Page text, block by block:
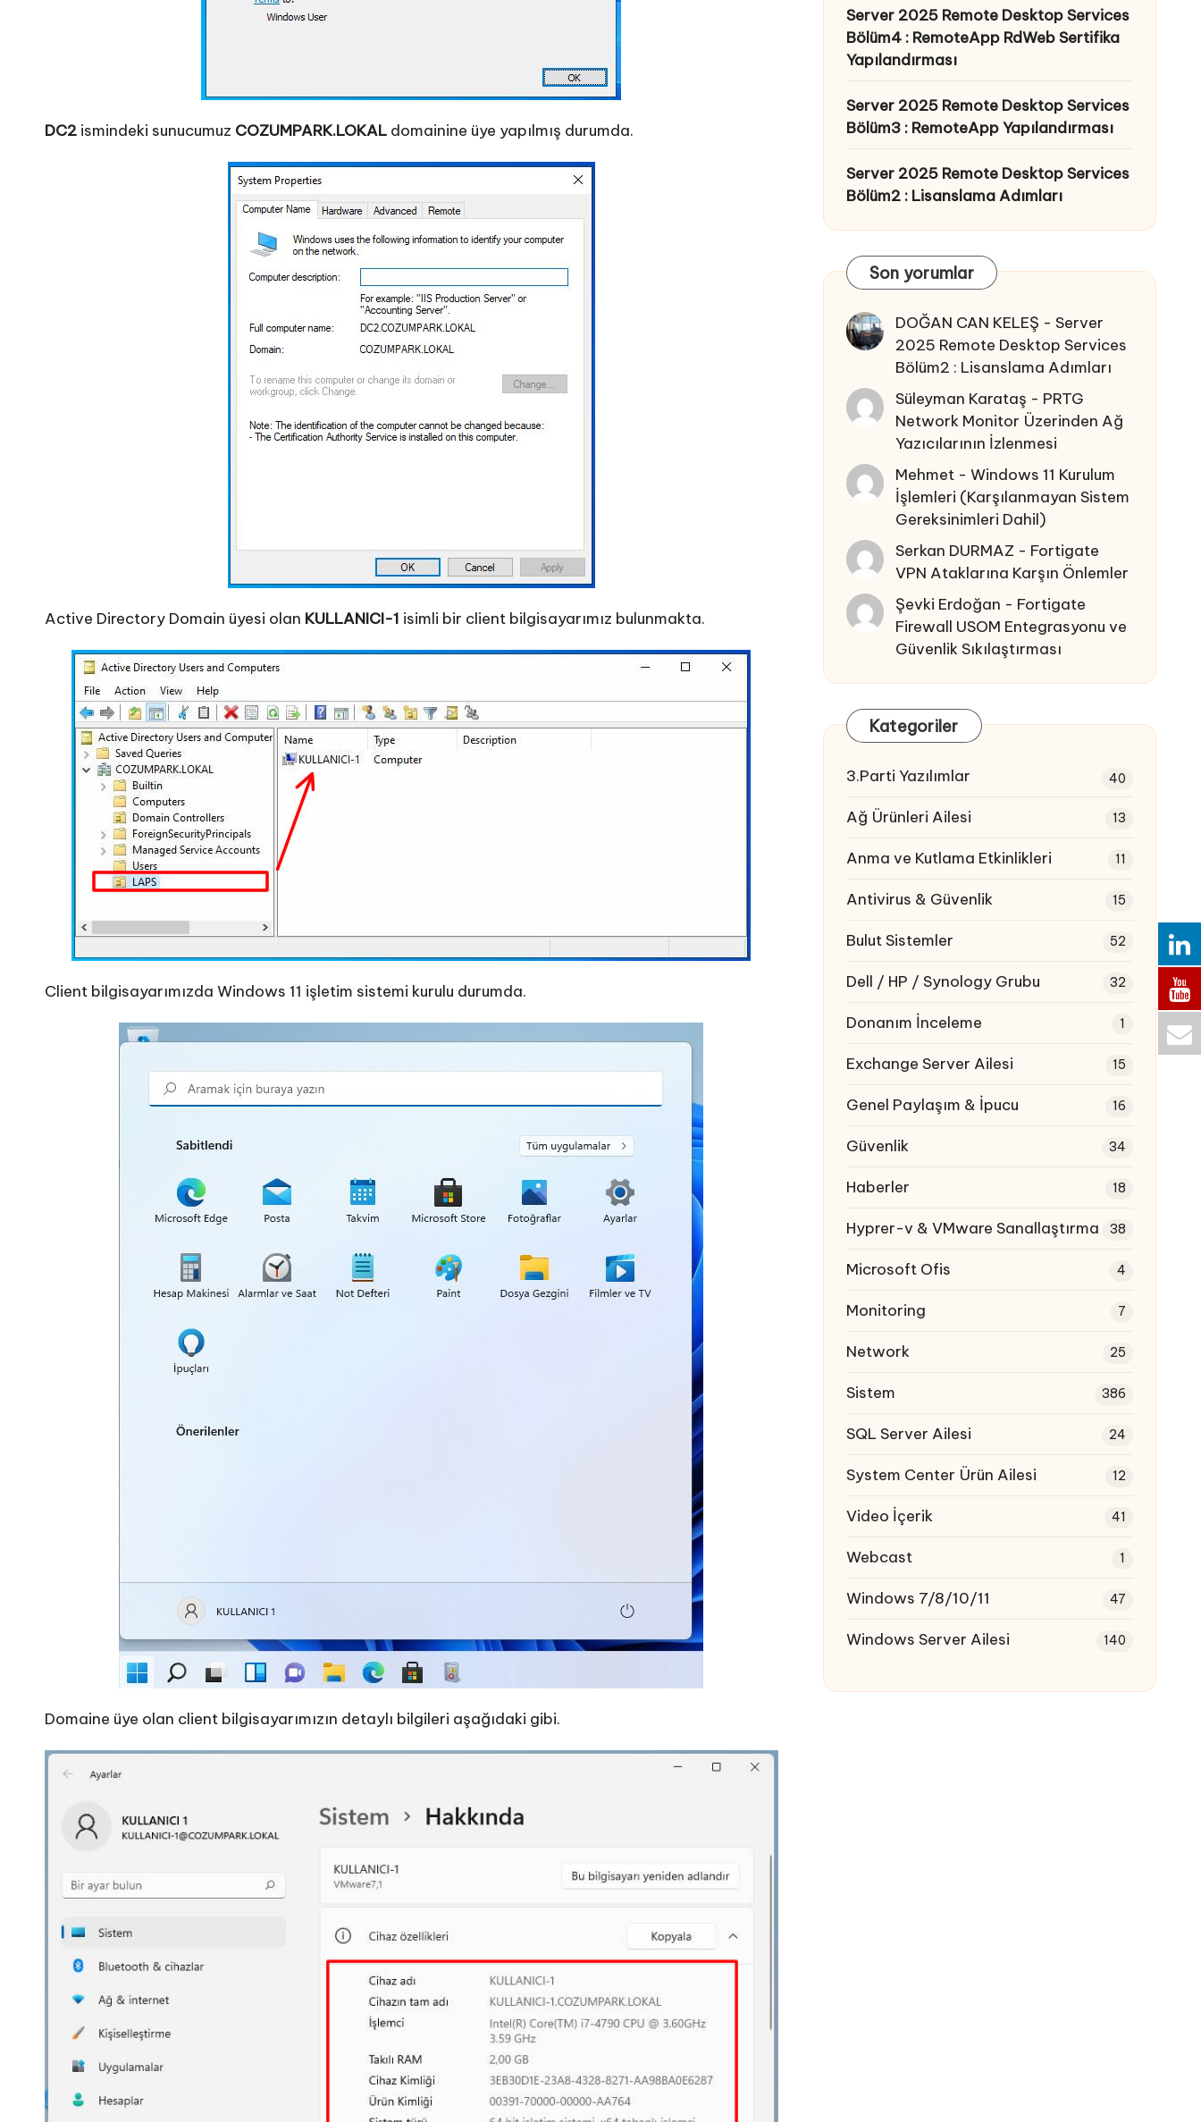
DC2 ismindeki sunucumuz COZUMPARK.LOKAL domainine üye yapılmış durumda.
Active Directory Domain üyesi olan KULLANICI-1 isimli bir client bilgisayarımız bulunmakta.
Client bilgisayarımızda Windows 11 işletim sistemi kurulu durumda.
Domaine üye olan client bilgisayarımızın detaylı bilgileri aşağıdaki gibi.
Server 2025 Remote Desktop Services
Bölüm4 : RemoteApp RdWeb Sertifika
Yapılandırması
Server 2025 Remote Desktop Services
Bölüm3 : RemoteApp Yapılandırması
Server 2025 Remote Desktop Services
Bölüm2 : Lisanslama Adımları
Son yorumlar
DOĞAN CAN KELEŞ -Server
2025 Remote Desktop Services
Bölüm2 : Lisanslama Adımları
Süleyman Karataş - PRTG
Network Monitor Üzerinden Ağ
Yazıcılarının İzlenmesi
Mehmet -Windows 11 Kurulum
İşlemleri (Karşılanmayan Sistem
Gereksinimleri Dahil)
Serkan DURMAZ - Fortigate
VPN Ataklarına Karşın Önlemler
Şevki Erdoğan - Fortigate
Firewall USOM Entegrasyonu ve
Güvenlik Sıkılaştırması
Kategoriler
3.Parti Yazılımlar 40
Ağ Ürünleri Ailesi 13
Anma ve Kutlama Etkinlikleri 11
Antivirus & Güvenlik 15
Bulut Sistemler 52
Dell / HP / Synology Grubu 32
Donanım İnceleme 1
Exchange Server Ailesi 15
Genel Paylaşım & İpucu 16
Güvenlik 34
Haberler 18
Hyprer-v & VMware Sanallaştırma 38
Microsoft Ofis 4
Monitoring 7
Network 25
Sistem 386
SQL Server Ailesi 24
System Center Ürün Ailesi 12
Video İçerik 41
Webcast 1
Windows 7/8/10/11 47
Windows Server Ailesi 140